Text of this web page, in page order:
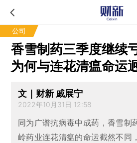
公司
香雪制药三季度继续
为何与连花清瘟命运
文｜财新 戚展宁
2022年10月31日 12:58
同为广谱抗病毒中成药，香雪制
岭药业连花清瘟的命运截然不同